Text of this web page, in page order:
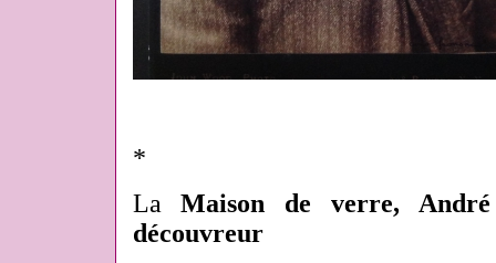
*
La Maison de verre,
découvreur